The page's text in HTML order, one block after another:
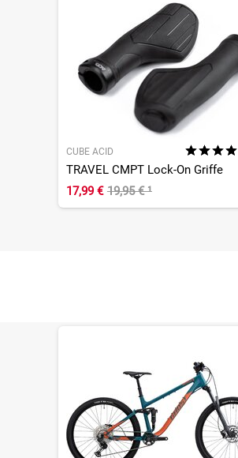
CUBE ACID
TRAVEL CMPT Lock-On Griffe
17,99 € 19,95 €¹